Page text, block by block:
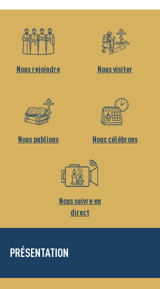
Nous rejoindre
Nous publions
Nous visiter
Nous célébrons
Nous suivre en
direct
PRÉSENTATION